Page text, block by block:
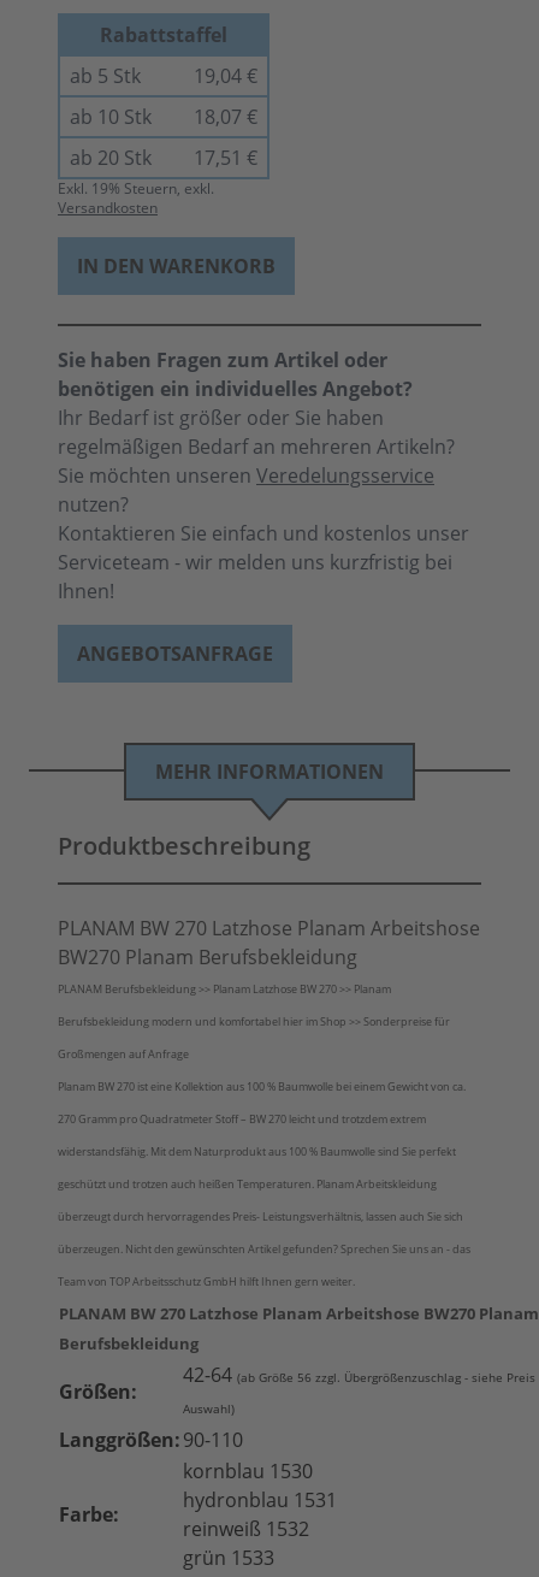
Rabattstaffel
ab 5 Stk
19,04 €
ab 10 Stk
18,07 €
ab 20 Stk
17,51 €
Exkl. 19% Steuern, exkl.
Versandkosten
IN DEN WARENKORB
Sie haben Fragen zum Artikel oder
benötigen ein individuelles Angebot?
Ihr Bedarf ist größer oder Sie haben
regelmäßigen Bedarf an mehreren Artikeln?
Sie möchten unseren Veredelungsservice
nutzen?
Kontaktieren Sie einfach und kostenlos unser
Serviceteam - wir melden uns kurzfristig bei
Ihnen!
ANGEBOTSANFRAGE
MEHR INFORMATIONEN
Produktbeschreibung
PLANAM BW 270 Latzhose Planam Arbeitshose
BW270 Planam Berufsbekleidung
PLANAM Berufsbekleidung >> Planam Latzhose BW 270 >> Planam
Berufsbekleidung modern und komfortabel hier im Shop >> Sonderpreise für
Großmengen auf Anfrage
Planam BW 270 ist eine Kollektion aus 100 % Baumwolle bei einem Gewicht von ca.
270 Gramm pro Quadratmeter Stoff – BW 270 leicht und trotzdem extrem
widerstandsfähig. Mit dem Naturprodukt aus 100 % Baumwolle sind Sie perfekt
geschützt und trotzen auch heißen Temperaturen. Planam Arbeitskleidung
überzeugt durch hervorragendes Preis- Leistungsverhältnis, lassen auch Sie sich
überzeugen. Nicht den gewünschten Artikel gefunden? Sprechen Sie uns an - das
Team von TOP Arbeitsschutz GmbH hilft Ihnen gern weiter.
PLANAM BW 270 Latzhose Planam Arbeitshose BW270 Planam
Berufsbekleidung
Größen:
42-64 (ab Größe 56 zzgl. Übergrößenzuschlag - siehe
Auswahl)
Langgrößen:90-110
Farbe:
kornblau 1530
hydronblau 1531
reinweiß 1532
grün 1533